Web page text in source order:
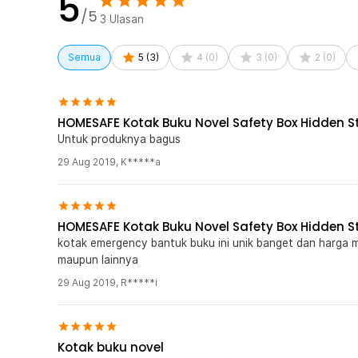
1 x TaffGUARD Kotak Buku Novel Security Box
/5 3 Ulasan
Semua 5 (3) 4 (0) 3 (0) 2 (0)
HOMESAFE Kotak Buku Novel Safety Box Hidden
Untuk produknya bagus
29 Aug 2019, K*****a
HOMESAFE Kotak Buku Novel Safety Box Hidden
kotak emergency bantuk buku ini unik banget dan harga
maupun lainnya
29 Aug 2019, R*****i
Kotak buku novel